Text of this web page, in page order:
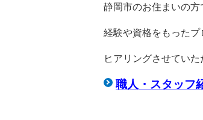
静岡市のお住まいの方
経験や資格をもった
ヒアリングさせてい
職人・スタッフ